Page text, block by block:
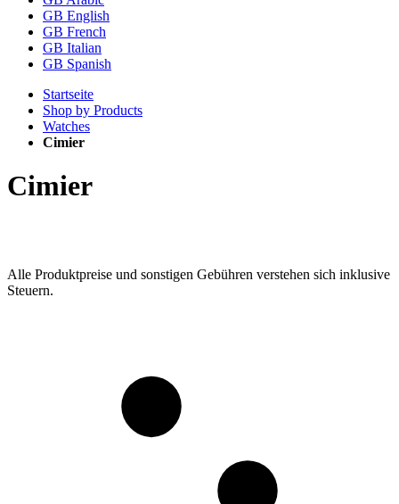
GB English
GB French
GB Italian
GB Spanish
Startseite
Shop by Products
Watches
Cimier
Cimier
Alle Produktpreise und sonstigen Gebühren verstehen sich inklusive
Steuern.